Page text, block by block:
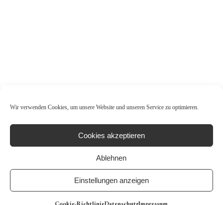
Wir verwenden Cookies, um unsere Website und unseren Service zu optimieren.
Cookies akzeptieren
Ablehnen
Einstellungen anzeigen